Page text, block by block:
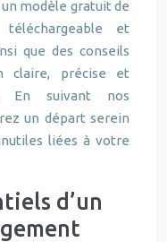
modèle gratuit de
et
que des conseils
claire, précise et
En suivant nos
un départ serein
liées à votre
d’un